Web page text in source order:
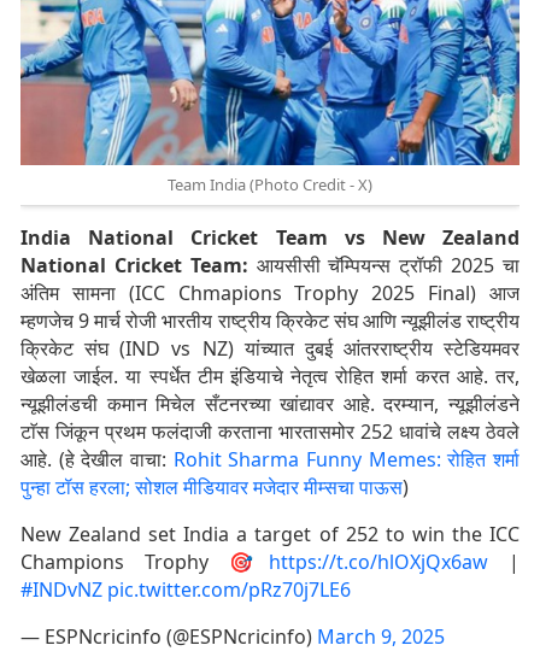
Team India (Photo Credit - X)
India National Cricket Team vs New Zealand
National Cricket Team: आयसीसी चॅम्पियन्स ट्रॉफी 2025 चा
अंतिम सामना (ICC Chmapions Trophy 2025 Final) आज
म्हणजेच 9 मार्च रोजी भारतीय राष्ट्रीय क्रिकेट संघ आणि न्यूझीलंड राष्ट्रीय
क्रिकेट संघ (IND vs NZ) यांच्यात दुबई आंतरराष्ट्रीय स्टेडियमवर
खेळला जाईल. या स्पर्धेत टीम इंडियाचे नेतृत्व रोहित शर्मा करत आहे. तर,
न्यूझीलंडची कमान मिचेल सँटनरच्या खांद्यावर आहे. दरम्यान, न्यूझीलंडने
टाॅस जिंकून प्रथम फलंदाजी करताना भारतासमोर 252 धावांचे लक्ष्य ठेवले
आहे. (हे देखील वाचा: Rohit Sharma Funny Memes: रोहित शर्मा
पुन्हा टॉस हरला; सोशल मीडियावर मजेदार मीम्सचा पाऊस)
New Zealand set India a target of 252 to win the ICC
Champions Trophy 🎯 https://t.co/hlOXjQx6aw |
#INDvNZ pic.twitter.com/pRz70j7LE6
— ESPNcricinfo (@ESPNcricinfo) March 9, 2025